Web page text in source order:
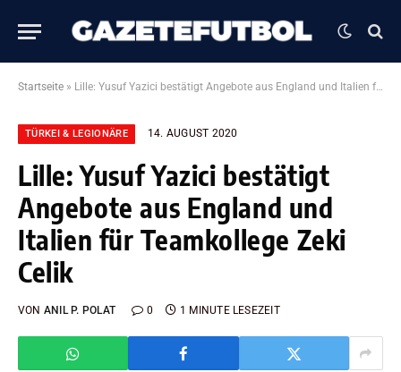
Startseite » Lille: Yusuf Yazici bestätigt Angebote aus England und Italien für Teamkollege Zeki Celik
TÜRKEI & LEGIONÄRE 14. AUGUST 2020
Lille: Yusuf Yazici bestätigt
Angebote aus England und
Italien für Teamkollege Zeki
Celik
VON ANIL P. POLAT 0 1 MINUTE LESEZEIT